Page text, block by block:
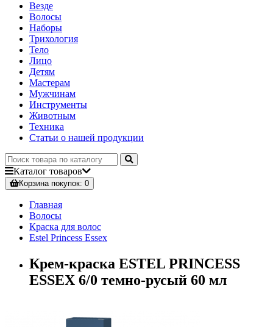
Везде
Волосы
Наборы
Трихология
Тело
Лицо
Детям
Мастерам
Мужчинам
Инструменты
Животным
Техника
Статьи о нашей продукции
Каталог товаров
Корзинапокупок: 0
Главная
Волосы
Краска для волос
Estel Princess Essex
Крем-краска ESTEL PRINCESS
ESSEX 6/0 темно-русый 60 мл